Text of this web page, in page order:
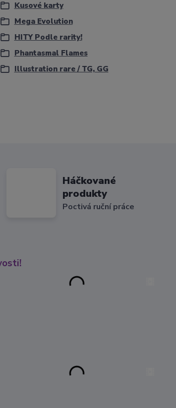
Kusové karty
Mega Evolution
HITY Podle rarity!
Phantasmal Flames
Illustration rare / TG, GG
Háčkované
produkty
Poctivá ruční práce